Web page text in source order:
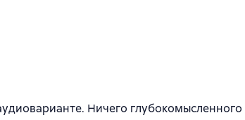
Ничего глубокомысленного